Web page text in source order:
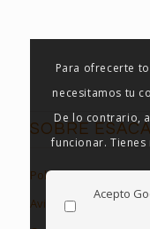
SOBRE
Política de Privacidad
Aviso Legal
Para ofrecerte
necesitamos tu
De lo contrario,
funcionar.
Acepto